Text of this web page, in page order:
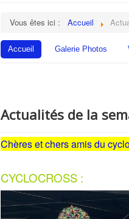
Vous êtes ici : Accueil
Accueil Galerie Photos
Actualités de la
Chères et chers amis du
CYCLOCROSS :